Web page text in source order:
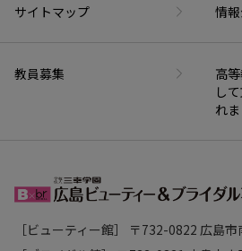
サイトマップ 情
教員募集
高
し
れ
［ビューティー館］ 〒732-0822 広島